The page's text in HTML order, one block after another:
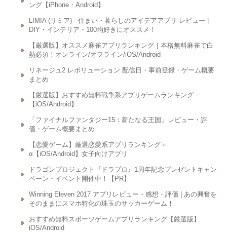
ング【iPhone・Android】
LIMIA (リミア) - 住まい・暮らしのアイデアアプリ レビュー |
DIY・インテリア・100均好きにオススメ！
【厳選版】オススメ麻雀アプリランキング｜本格無料麻雀で白
熱必須！オンライン/オフライン/iOS/Android
リネージュ2 レボリューション 配信日・事前登録・ゲーム概要
まとめ
【厳選版】おすすめ無料戦争系アプリゲームランキング
【iOS/Android】
「ファイナルファンタジー15：新たなる王国」レビュー・評
価・ゲーム概要まとめ
【恋愛ゲーム】厳選恋愛系アプリランキング＋
α【iOS/Android】女子向けアプリ
ドラゴンプロジェクト『ドラプロ』1周年記念プレゼントキャン
ペーン・イベント開催中！【PR】
Winning Eleven 2017 アプリレビュー・感想・評価 | あの興奮を
そのままにスマホ特化の珠玉のサッカーゲーム！
おすすめ無料スポーツゲームアプリランキング【厳選版】
iOS/Android